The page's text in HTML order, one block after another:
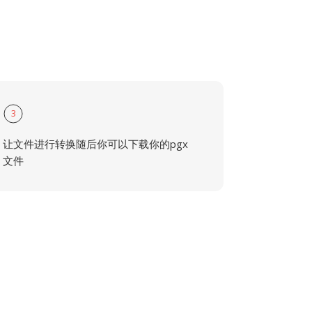
3
让文件进行转换随后你可以下载你的pgx
文件